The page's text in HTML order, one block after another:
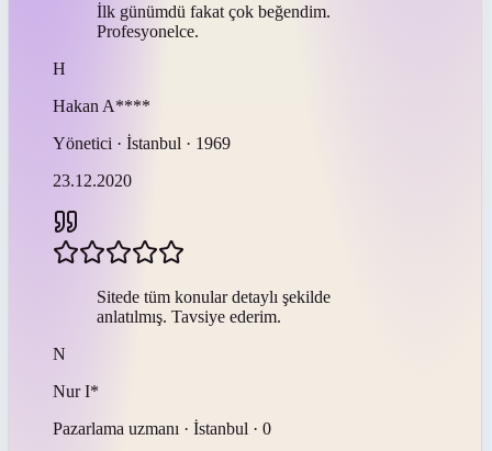
İlk günümdü fakat çok beğendim.
Profesyonelce.
H
Hakan A****
Yönetici · İstanbul · 1969
23.12.2020
Sitede tüm konular detaylı şekilde
anlatılmış. Tavsiye ederim.
N
Nur I*
Pazarlama uzmanı · İstanbul · 0